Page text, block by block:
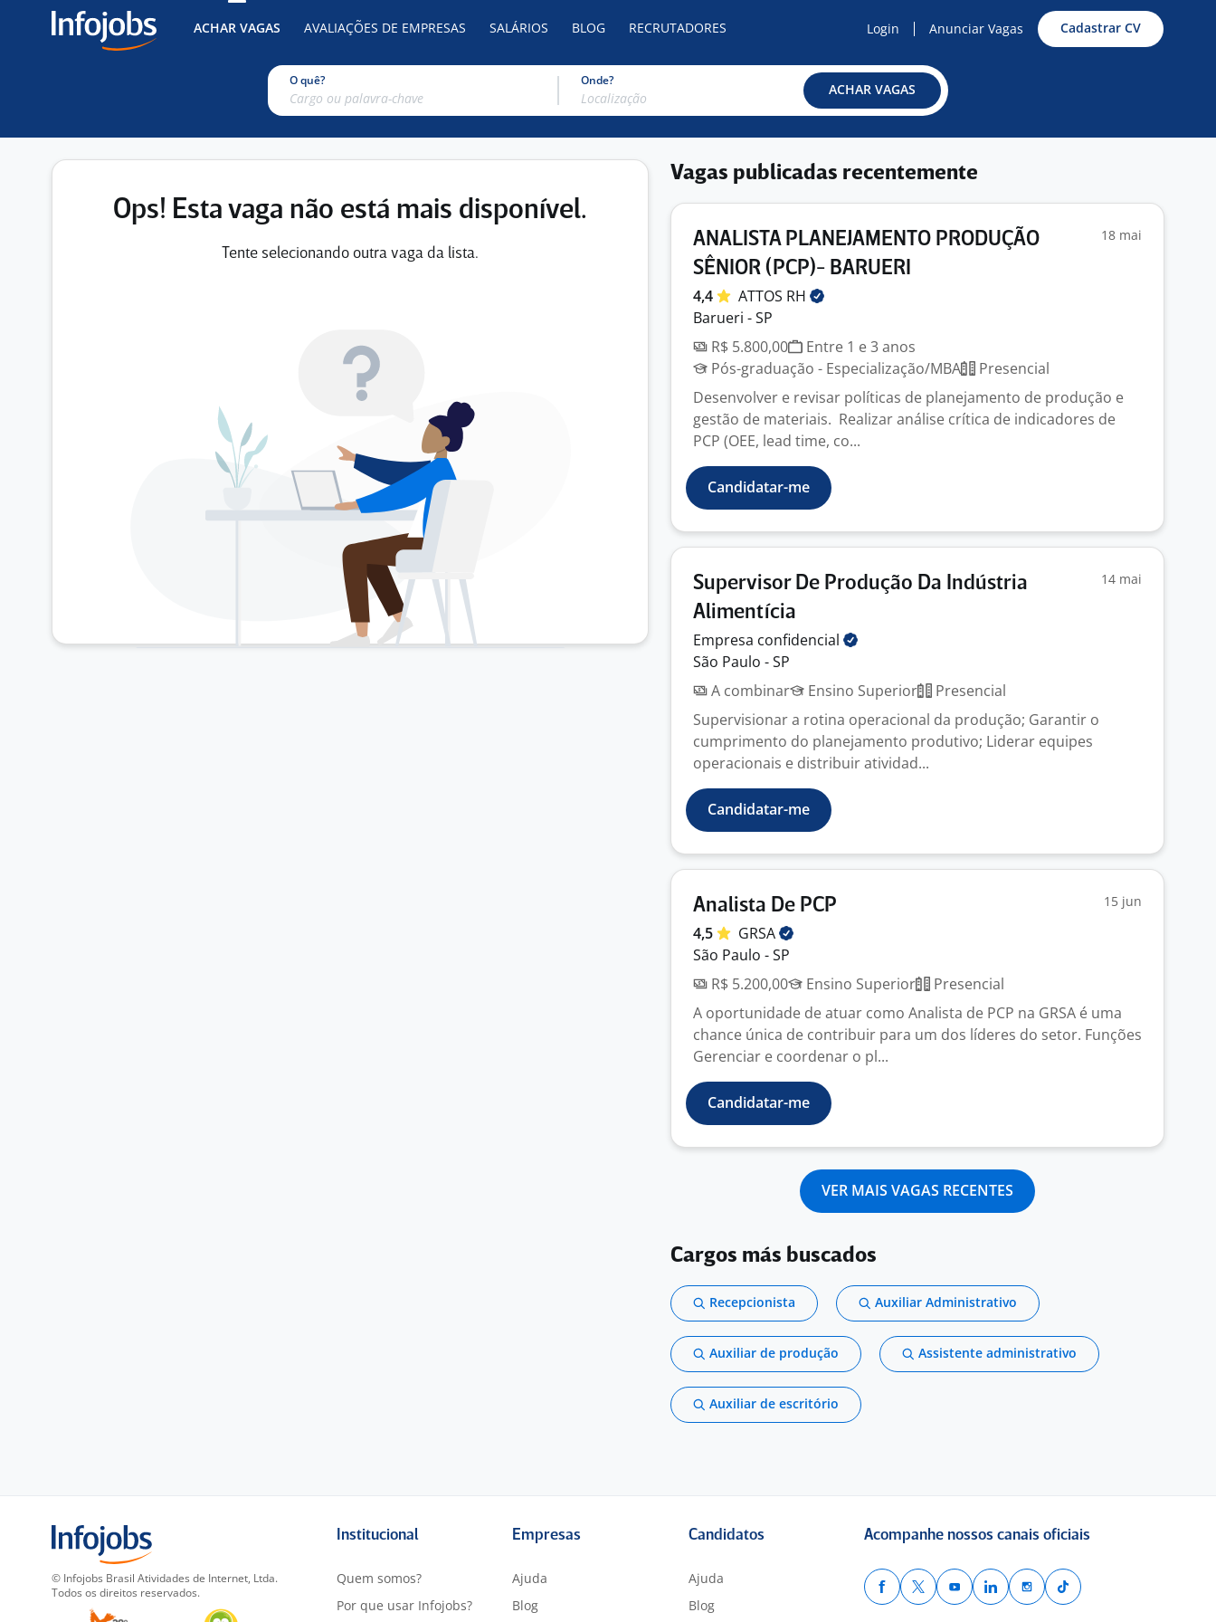
ACHAR VAGAS AVALIAÇÕES DE EMPRESAS SALÁRIOS BLOG RECRUTADORES Login Anunciar Vagas Cadastrar CV
O quê? Onde?
ACHAR VAGAS
Ops! Esta vaga não está mais disponível.
Tente selecionando outra vaga da lista.
Vagas publicadas recentemente
ANALISTA PLANEJAMENTO PRODUÇÃO
SÊNIOR (PCP)- BARUERI
18 mai
4,4 ATTOS RH
Barueri - SP
R$ 5.800,00
Entre 1 e 3 anos
Pós-graduação - Especialização/MBA
Presencial
Desenvolver e revisar políticas de planejamento de produção e
gestão de materiais. Realizar análise crítica de indicadores de
PCP (OEE, lead time, co...
Candidatar-me
Supervisor De Produção Da Indústria
Alimentícia
14 mai
Empresa confidencial
São Paulo - SP
A combinar
Ensino Superior
Presencial
Supervisionar a rotina operacional da produção; Garantir o
cumprimento do planejamento produtivo; Liderar equipes
operacionais e distribuir atividad...
Candidatar-me
Analista De PCP 15 jun
4,5
GRSA
São Paulo - SP
R$ 5.200,00
Ensino Superior
Presencial
A oportunidade de atuar como Analista de PCP na GRSA é uma
chance única de contribuir para um dos líderes do setor. Funções
Gerenciar e coordenar o pl...
Candidatar-me
VER MAIS VAGAS RECENTES
Cargos más buscados
Recepcionista Auxiliar Administrativo
Auxiliar de produção Assistente administrativo
Auxiliar de escritório
© Infojobs Brasil Atividades de Internet, Ltda.
Todos os direitos reservados.
Institucional
Quem somos?
Por que usar Infojobs?
Empresas
Ajuda
Blog
Candidatos
Ajuda
Blog
Acompanhe nossos canais oficiais